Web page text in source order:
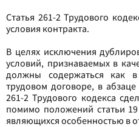
Статья 261-2 Трудового
условия контракта.
В целях исключения
условий, признаваемых в
должны содержаться как
трудовом договоре, в
261-2 Трудового кодекса
помимо положений статьи
являющихся особенностью в